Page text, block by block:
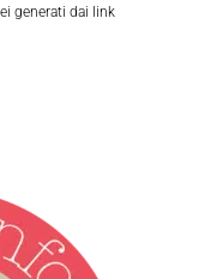
generati dai link